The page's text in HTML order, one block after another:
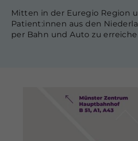
Mitten in der Euregio Region
Patient:innen aus den
per Bahn und Auto zu